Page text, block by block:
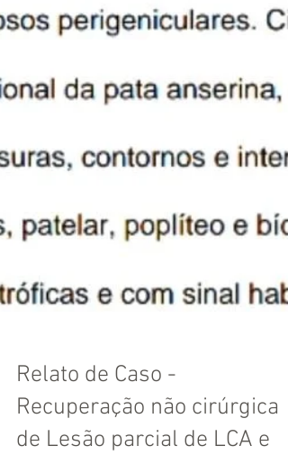
Relato de Caso -
Recuperação não cirúrgica